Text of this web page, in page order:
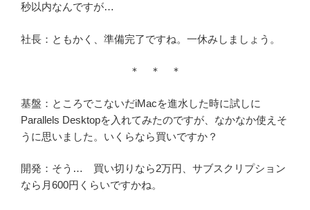
秒以内なんですが…
社長：ともかく、準備完了ですね。一休みしましょう。
＊ ＊ ＊
基盤：ところでこないだiMacを進水した時に試しに
Parallels Desktopを入れてみたのですが、なかなか使えそ
うに思いました。いくらなら買いですか？
開発：そう… 買い切りなら2万円、サブスクリプション
なら月600円くらいですかね。